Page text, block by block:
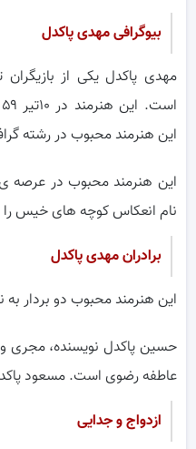
بیوگرافی مهدی پاکدل
مهدی پاکدل یکی از بازیگران
این هنرمند محبوب در رشته
این هنرمند محبوب در عرصه
نام انعکاس کوچه های خیس
برادران مهدی پاکدل
این هنرمند محبوب دو بردار
حسین پاکدل نویسنده، مجری
عاطفه رضوی است. مسعود
ازدواج و جدایی